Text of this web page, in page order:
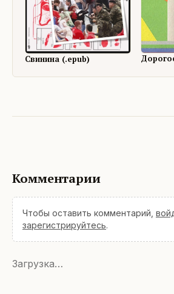
Свинина (.epub)
Комментарии
Чтобы оставить комментарий,
зарегистрируйтесь.
Загрузка…